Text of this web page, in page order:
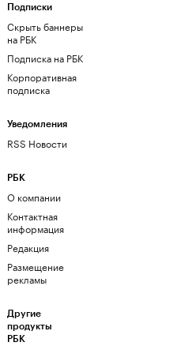
Подписки
Скрыть баннеры
на РБК
Подписка на РБК
Корпоративная
подписка
Уведомления
RSS Новости
РБК
О компании
Контактная
информация
Редакция
Размещение
рекламы
Другие
продукты
РБК